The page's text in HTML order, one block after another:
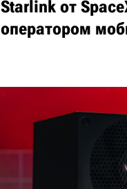
Starlink от
оператором